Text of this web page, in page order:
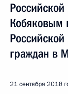
Кобяковым
граждан в
21 сентября 2018